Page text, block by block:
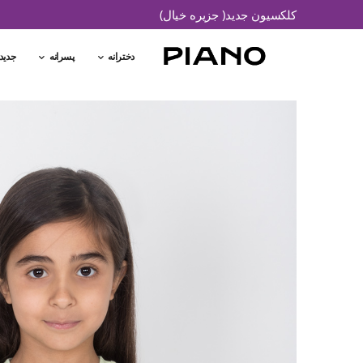
کلکسیون جدید( جزیره خیال)
دخترانه پسرانه